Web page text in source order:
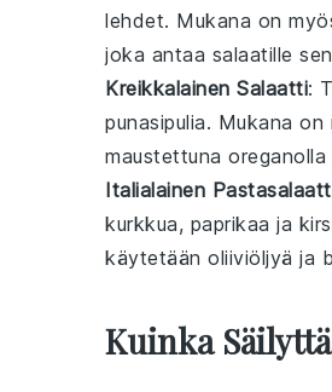
lehdet. Mukana on
joka antaa salaatille
Kreikkalainen Salaatti:
punasipulia. Mukana on
maustettuna oreganolla
Italialainen
kurkkua, paprikaa ja
käytetään oliiviöljyä ja
Kuinka